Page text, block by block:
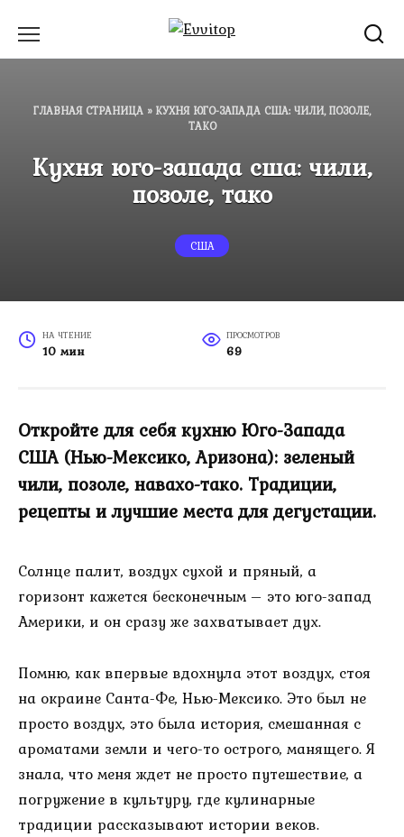
содержанию
ГЛАВНАЯ СТРАНИЦА » КУХНЯ ЮГО-ЗАПАДА США: ЧИЛИ, ПОЗОЛЕ,
ТАКО
Кухня юго-запада сша: чили,
позоле, тако
США
НА ЧТЕНИЕ
10 мин
ПРОСМОТРОВ
69
Откройте для себя кухню Юго-Запада
США (Нью-Мексико, Аризона): зеленый
чили, позоле, навахо-тако. Традиции,
рецепты и лучшие места для дегустации.
Солнце палит, воздух сухой и пряный, а
горизонт кажется бесконечным – это юго-запад
Америки, и он сразу же захватывает дух.
Помню, как впервые вдохнула этот воздух, стоя
на окраине Санта-Фе, Нью-Мексико. Это был не
просто воздух, это была история, смешанная с
ароматами земли и чего-то острого, манящего. Я
знала, что меня ждет не просто путешествие, а
погружение в культуру, где кулинарные
традиции рассказывают истории веков.